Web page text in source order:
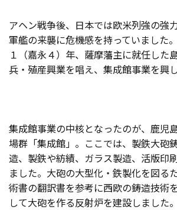
アヘン戦争後、日本では欧米列強の強
軍艦の来襲に危機感を持っていました
１（嘉永４）年、薩摩藩主に就任した
兵・殖産興業を唱え、集成館事業を興
集成館事業の中核となったのが、鹿児
場群「集成館」。ここでは、製鉄大砲
造、製鉄や紡績、ガラス製造、活版印
ました。大砲の大型化・鉄製化を図る
術書の翻訳書を参考に西欧の鋳造技術
して大砲を作る反射炉を建設しました。